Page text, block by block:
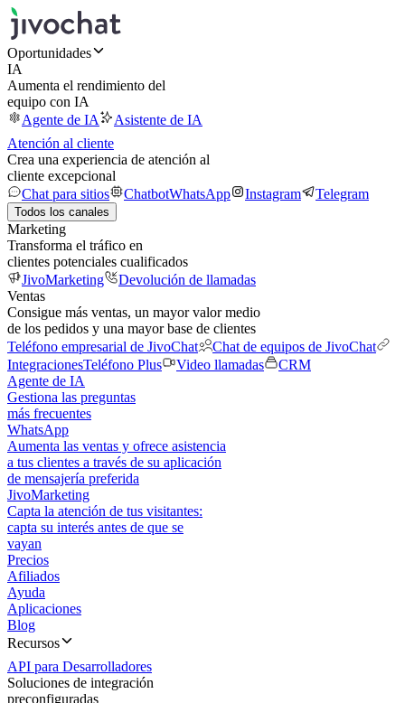
Oportunidades
IA
Aumenta el rendimiento del
equipo con IA
Agente de IA
Asistente de IA
Atención al cliente
Crea una experiencia de atención al
cliente excepcional
Chat para sitios
ChatbotWhatsApp Instagram Telegram
Todos los canales
Marketing
Transforma el tráfico en
clientes potenciales cualificados
JivoMarketing
Devolución de llamadas
Ventas
Consigue más ventas, un mayor valor medio
de los pedidos y una mayor base de clientes
Teléfono empresarial de JivoChat
Chat de equipos de JivoChat
IntegracionesTeléfono Plus Video llamadas
CRM
Agente de IA
Gestiona las preguntas
más frecuentes
WhatsApp
Aumenta las ventas y ofrece asistencia
a tus clientes a través de su aplicación
de mensajería preferida
JivoMarketing
Capta la atención de tus visitantes:
capta su interés antes de que se
vayan
Precios
Afiliados
Ayuda
Aplicaciones
Blog
Recursos
API para Desarrolladores
Soluciones de integración
preconfiguradas